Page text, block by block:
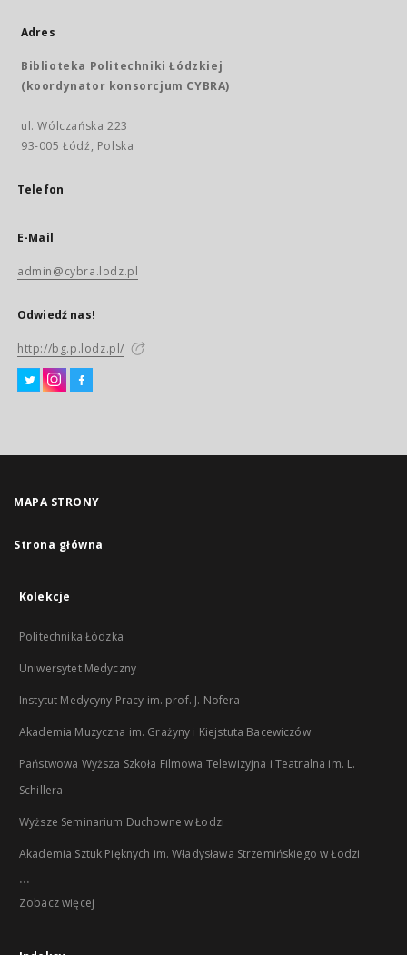
Adres
Biblioteka Politechniki Łódzkiej
(koordynator konsorcjum CYBRA)
ul. Wólczańska 223
93-005 Łódź, Polska
Telefon
E-Mail
admin@cybra.lodz.pl
Odwiedź nas!
http://bg.p.lodz.pl/
MAPA STRONY
Strona główna
Kolekcje
Politechnika Łódzka
Uniwersytet Medyczny
Instytut Medycyny Pracy im. prof. J. Nofera
Akademia Muzyczna im. Grażyny i Kiejstuta Bacewiczów
Państwowa Wyższa Szkoła Filmowa Telewizyjna i Teatralna im. L.
Schillera
Wyższe Seminarium Duchowne w Łodzi
Akademia Sztuk Pięknych im. Władysława Strzemińskiego w Łodzi
...
Zobacz więcej